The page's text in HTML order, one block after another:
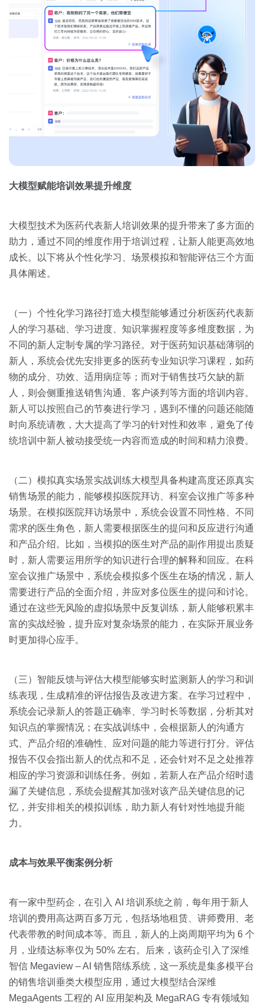
大模型赋能培训效果提升维度
大模型技术为医药代表新人培训效果的提升带来了多方面的
助力，通过不同的维度作用于培训过程，让新人能更高效地
成长。以下将从个性化学习、场景模拟和智能评估三个方面
具体阐述。
（一）个性化学习路径打造大模型能够通过分析医药代表新
人的学习基础、学习进度、知识掌握程度等多维度数据，为
不同的新人定制专属的学习路径。对于医药知识基础薄弱的
新人，系统会优先安排更多的医药专业知识学习课程，如药
物的成分、功效、适用病症等；而对于销售技巧欠缺的新
人，则会侧重推送销售沟通、客户谈判等方面的培训内容。
新人可以按照自己的节奏进行学习，遇到不懂的问题还能随
时向系统请教，大大提高了学习的针对性和效率，避免了传
统培训中新人被动接受统一内容而造成的时间和精力浪费。
（二）模拟真实场景实战训练大模型具备构建高度还原真实
销售场景的能力，能够模拟医院拜访、科室会议推广等多种
场景。在模拟医院拜访场景中，系统会设置不同性格、不同
需求的医生角色，新人需要根据医生的提问和反应进行沟通
和产品介绍。比如，当模拟的医生对产品的副作用提出质疑
时，新人需要运用所学的知识进行合理的解释和回应。在科
室会议推广场景中，系统会模拟多个医生在场的情况，新人
需要进行产品的全面介绍，并应对多位医生的提问和讨论。
通过在这些无风险的虚拟场景中反复训练，新人能够积累丰
富的实战经验，提升应对复杂场景的能力，在实际开展业务
时更加得心应手。
（三）智能反馈与评估大模型能够实时监测新人的学习和训
练表现，生成精准的评估报告及改进方案。在学习过程中，
系统会记录新人的答题正确率、学习时长等数据，分析其对
知识点的掌握情况；在实战训练中，会根据新人的沟通方
式、产品介绍的准确性、应对问题的能力等进行打分。评估
报告不仅会指出新人的优点和不足，还会针对不足之处推荐
相应的学习资源和训练任务。例如，若新人在产品介绍时遗
漏了关键信息，系统会提醒其加强对该产品关键信息的记
忆，并安排相关的模拟训练，助力新人有针对性地提升能
力。
成本与效果平衡案例分析
有一家中型药企，在引入 AI 培训系统之前，每年用于新人
培训的费用高达两百多万元，包括场地租赁、讲师费用、老
代表带教的时间成本等。而且，新人的上岗周期平均为 6 个
月，业绩达标率仅为 50% 左右。后来，该药企引入了深维
智信 Megaview – AI 销售陪练系统，这一系统是集多模平台
的销售培训垂类大模型应用，通过大模型结合深维
MegaAgents 工程的 AI 应用架构及 MegaRAG 专有领域知